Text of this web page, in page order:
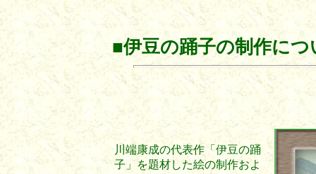
■伊豆の踊子の制作につ
川端康成の代表作「伊豆の踊
子」を題材した絵の制作およ